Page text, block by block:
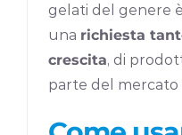
gelati del genere
una richiesta
crescita, di
parte del mercato